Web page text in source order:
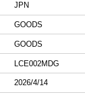
JPN
GOODS
GOODS
LCE002MDG
2026/4/14